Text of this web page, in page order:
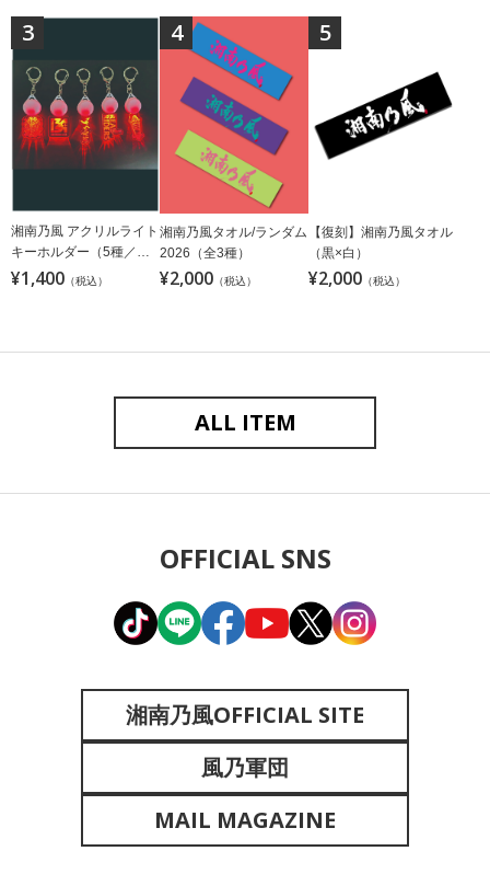
湘南乃風 アクリルライト
キーホルダー（5種／ラ
ンダム）
¥1,400 （税込）
3
湘南乃風タオル/ランダム
2026（全3種）
¥2,000 （税込）
4
【復刻】湘南乃風タオル
（黒×白）
¥2,000 （税込）
5
ALL ITEM
OFFICIAL SNS
湘南乃風OFFICIAL SITE
風乃軍団
MAIL MAGAZINE